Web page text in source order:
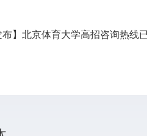
布】北京体育大学高招咨询热线